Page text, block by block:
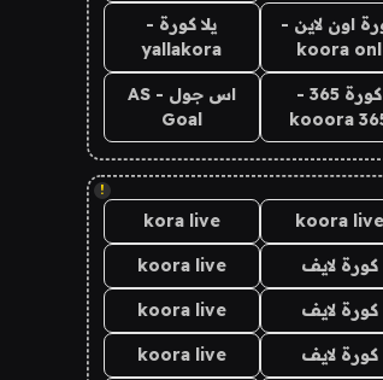
اون لاين -
koora onl
يلا كورة -
yallakora
كورة 365 -
kooora
اس جول - AS
Goal
!
koora live
kora live
كورة لايف koora live
كورة لايف koora live
كورة لايف koora live